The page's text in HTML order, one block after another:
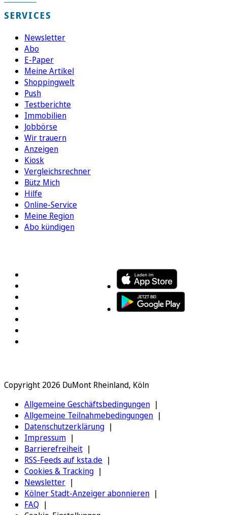
SERVICES
Newsletter
Abo
E-Paper
Meine Artikel
Shoppingwelt
Push
Testberichte
Immobilien
Jobbörse
Wir trauern
Anzeigen
Kiosk
Vergleichsrechner
Bütz Mich
Hilfe
Online-Service
Meine Region
Abo kündigen
Copyright 2026 DuMont Rheinland, Köln
Allgemeine Geschäftsbedingungen
Allgemeine Teilnahmebedingungen
Datenschutzerklärung
Impressum
Barrierefreiheit
RSS-Feeds auf ksta.de
Cookies & Tracking
Newsletter
Kölner Stadt-Anzeiger abonnieren
FAQ